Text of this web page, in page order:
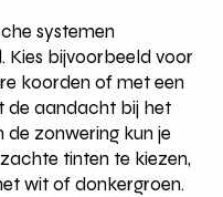
systemen
Kies bijvoorbeeld voor
koorden of met een
de aandacht bij het
zonwering kun je
tinten te kiezen,
wit of donkergroen.